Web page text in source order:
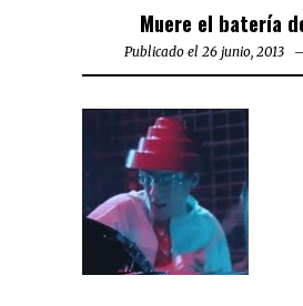
Muere el batería
Publicado el 26 junio, 2013